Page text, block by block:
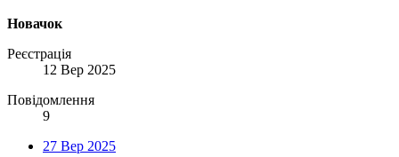
Новачок
Реєстрація
12 Вер 2025
Повідомлення
9
27 Вер 2025